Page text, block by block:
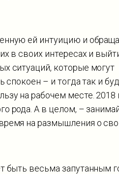
ей интуицию и
в своих интересах и
ситуаций, которые могут
– и тогда так и
на рабочем месте. 2018
рода. А в целом, –
на размышления о
быть весьма запутанным